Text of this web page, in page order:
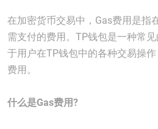
在加密货币交易中，Gas费用是指
需支付的费用。TP钱包是一种常
于用户在TP钱包中的各种交易操
费用。
什么是Gas费用?